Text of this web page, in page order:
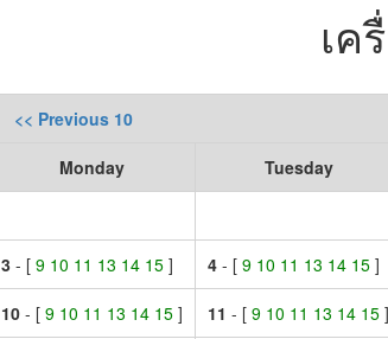
เค
<< Previous 10
Monday Tuesday
3 - [9 10 11 13 14 15] 4 - [9 10 11 13 14 15]
10 - [9 10 11 13 14 15] 11 - [9 10 11 13 14 15]